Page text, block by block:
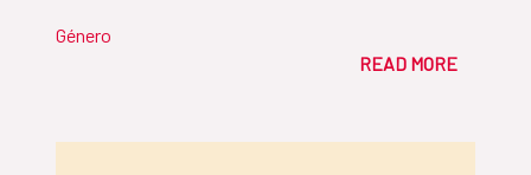
Género
READ MORE